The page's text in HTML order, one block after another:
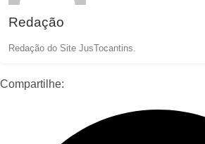
Redação
Redação do Site JusTocantins.
Compartilhe: